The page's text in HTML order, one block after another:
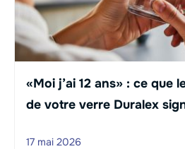
«Moi j’ai 12 ans» : ce que
de votre verre Duralex
17 mai 2026